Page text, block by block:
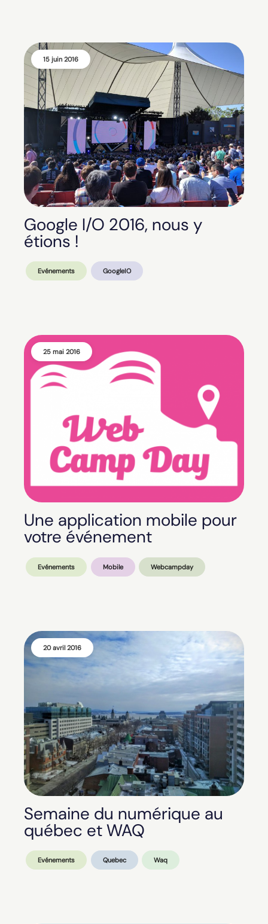
15 juin 2016
Google I/O 2016, nous y
étions !
Evénements GoogleIO
25 mai 2016
Une application mobile pour
votre événement
Evénements Mobile Webcampday
20 avril 2016
Semaine du numérique au
québec et WAQ
Evénements Quebec Waq